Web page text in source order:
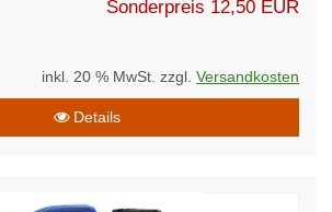
Sonderpreis 12,50 EUR
inkl. 20 % MwSt. zzgl. Versandkosten
Details